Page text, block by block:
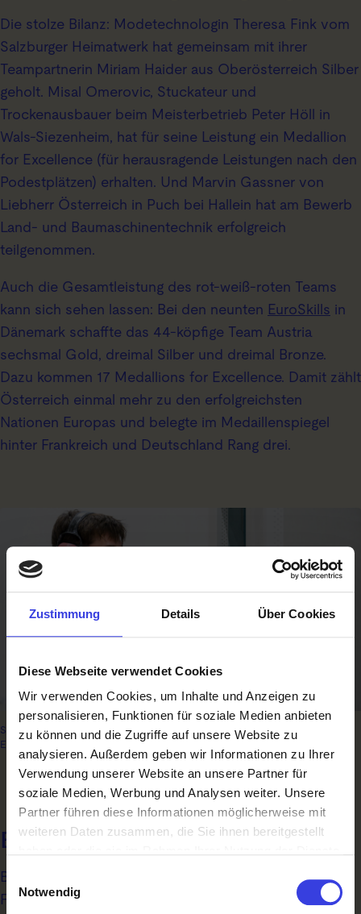
Zustimmung Details Über Cookies
Diese Webseite verwendet Cookies
Wir verwenden Cookies, um Inhalte und Anzeigen zu
personalisieren, Funktionen für soziale Medien anbieten
zu können und die Zugriffe auf unsere Website zu
analysieren. Außerdem geben wir Informationen zu Ihrer
Verwendung unserer Website an unsere Partner für
soziale Medien, Werbung und Analysen weiter. Unsere
Partner führen diese Informationen möglicherweise mit
weiteren Daten zusammen, die Sie ihnen bereitgestellt
Einwilligungsauswahl
Notwendig
Die stolze Bilanz: Modetechnologin Theresa Fink vom
Salzburger Heimatwerk hat gemeinsam mit ihrer
Teampartnerin Miriam Haider aus Oberösterreich Silber
geholt. Misal Omerovic, Stuckateur und
Trockenausbauer beim Meisterbetrieb Peter Höll in
Wals-Siezenheim, hat für seine Leistung ein Medallion
for Excellence (für herausragende Leistungen nach den
Podestplätzen) erhalten. Und Marvin Gassner von
Liebherr Österreich in Puch bei Hallein hat am Bewerb
Land- und Baumaschinentechnik erfolgreich
teilgenommen.
Auch die Gesamtleistung des rot-weiß-roten Teams
kann sich sehen lassen: Bei den neunten EuroSkills in
Dänemark schaffte das 44-köpfige Team Austria
sechsmal Gold, dreimal Silber und dreimal Bronze.
Dazu kommen 17 Medallions for Excellence. Damit zählt
Österreich einmal mehr zu den erfolgreichsten
Nationen Europas und belegte im Medaillenspiegel
hinter Frankreich und Deutschland Rang drei.
Stuckateur und Trockenausbauer Misal Omerovic hat ein Medaillon for
Excellence erobert. © SkillsAustria/Slovencik
Eindrücke fürs Leben gesammelt
Besonders groß war die Freude natürlich bei Theresa
Fink und ihrer Teampartnerin Miriam Haider über Silber